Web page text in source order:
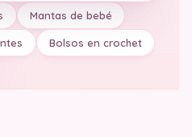
Mantas de bebé
Bolsos en crochet